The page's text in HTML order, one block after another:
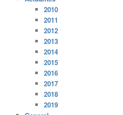
2010
2011
2012
2013
2014
2015
2016
2017
2018
2019